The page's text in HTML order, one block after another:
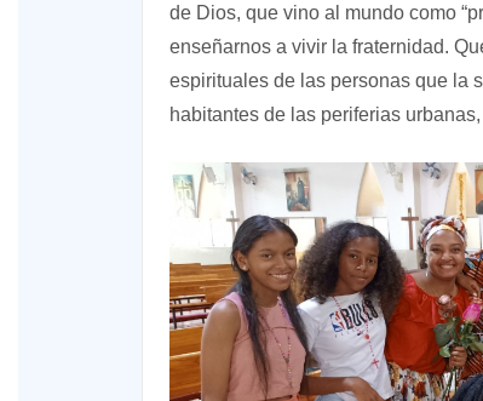
de Dios, que vino al mundo como
enseñarnos a vivir la fraternidad.
espirituales de las personas que la
habitantes de las periferias